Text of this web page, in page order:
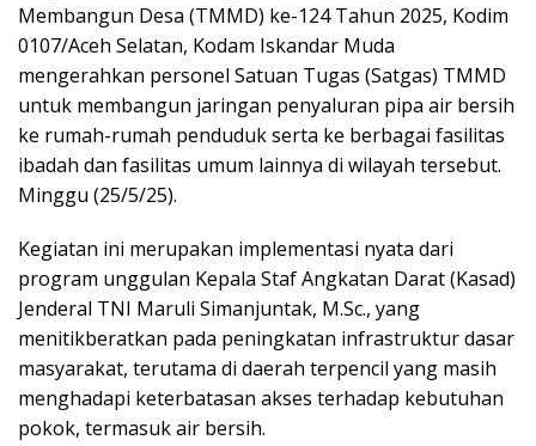
Membangun Desa (TMMD) ke-124 Tahun 2025, Kodim
0107/Aceh Selatan, Kodam Iskandar Muda
mengerahkan personel Satuan Tugas (Satgas) TMMD
untuk membangun jaringan penyaluran pipa air bersih
ke rumah-rumah penduduk serta ke berbagai fasilitas
ibadah dan fasilitas umum lainnya di wilayah tersebut.
Minggu (25/5/25).
Kegiatan ini merupakan implementasi nyata dari
program unggulan Kepala Staf Angkatan Darat (Kasad)
Jenderal TNI Maruli Simanjuntak, M.Sc., yang
menitikberatkan pada peningkatan infrastruktur dasar
masyarakat, terutama di daerah terpencil yang masih
menghadapi keterbatasan akses terhadap kebutuhan
pokok, termasuk air bersih.